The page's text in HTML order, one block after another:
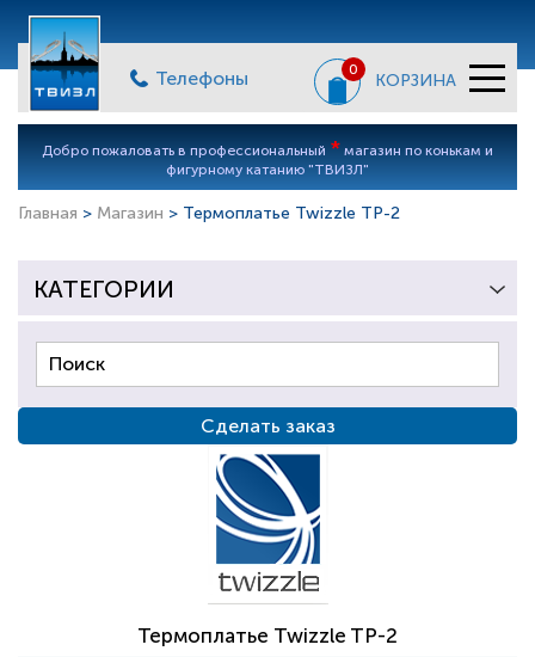
Телефоны 0
КОРЗИНА
Добро пожаловать в профессиональный * магазин по конькам и
фигурному катанию "ТВИЗЛ"
Главная > Магазин > Термоплатье Twizzle TP-2
Термоплатье Twizzle TP-2
КАТЕГОРИИ
Сделать заказ